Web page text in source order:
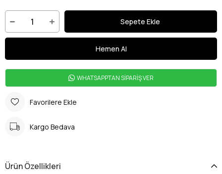
WHATSAPPTAN SİPARİŞ VER
Favorilere Ekle
Kargo Bedava
Ürün Özellikleri